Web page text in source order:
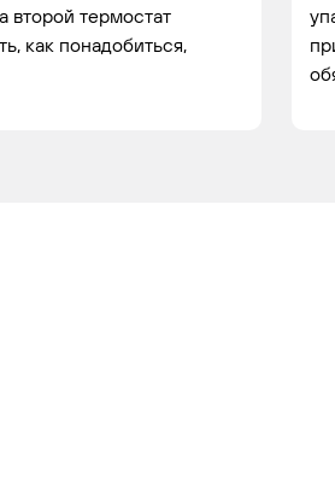
второй термостат
как понадобиться,